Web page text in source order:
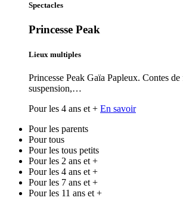
Spectacles
Princesse Peak
Lieux multiples
Princesse Peak Gaïa Papleux. Contes de
suspension,…
Pour les 4 ans et + En savoir
Pour les parents
Pour tous
Pour les tous petits
Pour les 2 ans et +
Pour les 4 ans et +
Pour les 7 ans et +
Pour les 11 ans et +